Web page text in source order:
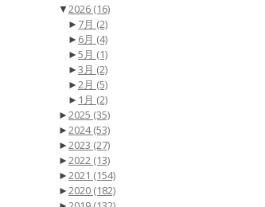
▼2026 (16)
► 7月 (2)
► 6月 (4)
►5月 (1)
►3月 (2)
►2月 (5)
► 1月 (2)
►2025 (35)
►2024(53)
►2023 (27)
►2022 (13)
►2021 (154)
►2020 (182)